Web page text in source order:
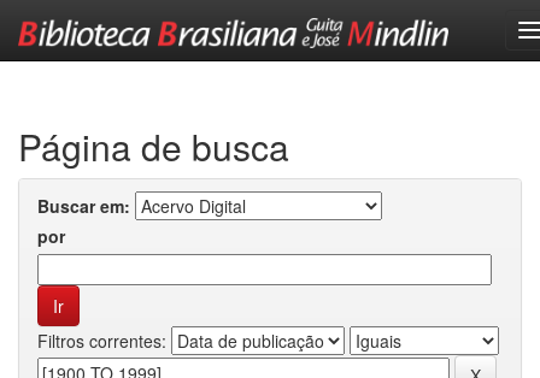
Página de busca
Buscar em:
por
Filtros correntes: